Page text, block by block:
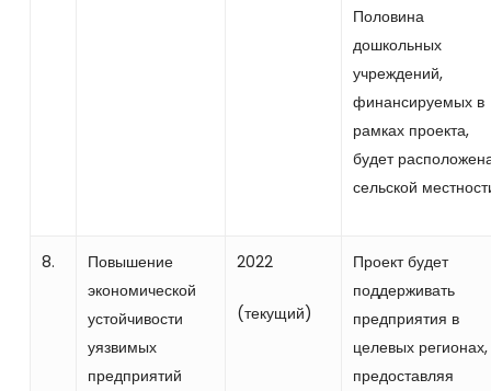
Половина
дошкольных
учреждений,
финансируемых в
рамках проекта,
будет
сельской
8.
Повышение
экономической
устойчивости
уязвимых
предприятий
2022
(текущий)
Проект будет
поддерживать
предприятия в
целевых регионах,
предоставляя